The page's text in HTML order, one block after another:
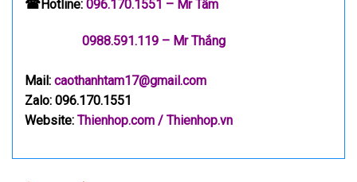
☎Hotline: 096.170.1551 – Mr Tâm
0988.591.119 – Mr Thắng
Mail: caothanhtam17@gmail.com
Zalo: 096.170.1551
Website: Thienhop.com / Thienhop.vn